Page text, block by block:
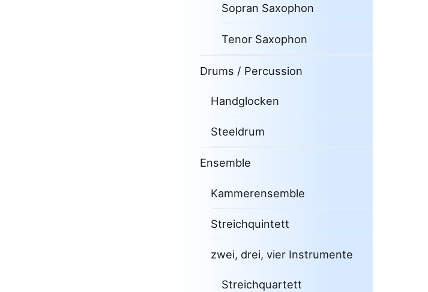
Sopran Saxophon
Tenor Saxophon
Drums / Percussion
Handglocken
Steeldrum
Ensemble
Kammerensemble
Streichquintett
zwei, drei, vier Instrumente
Streichquartett